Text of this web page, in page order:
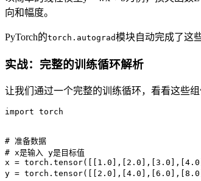
向和幅度。
PyTorch的torch.autograd模块自动完成了这
实战：完整的训练循环解析
让我们通过一个完整的训练循环，看看这些组
import torch
# 准备数据
# x是输入 y是目标值
x = torch.tensor([[ 1.0 ],[ 2.0 ],[ 3.0 ],[ 4.0
y = torch.tensor([[ 2.0 ],[ 4.0 ],[ 6.0 ],[ 8.0